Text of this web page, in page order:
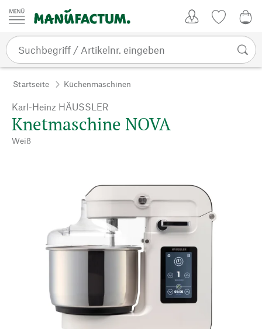
Zum Inhalt springen
Startseite Küchenmaschinen
Karl-Heinz HÄUSSLER
Knetmaschine NOVA
Weiß